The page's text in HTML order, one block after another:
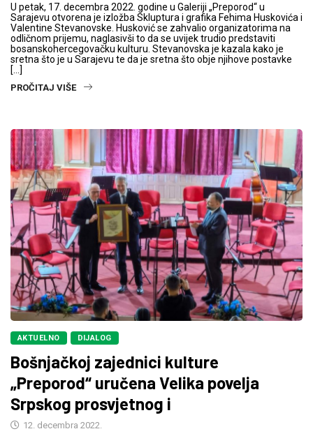
U petak, 17. decembra 2022. godine u Galeriji „Preporod“ u
Sarajevu otvorena je izložba Skluptura i grafika Fehima Huskovića i
Valentine Stevanovske. Husković se zahvalio organizatorima na
odličnom prijemu, naglasivši to da se uvijek trudio predstaviti
bosanskohercegovačku kulturu. Stevanovska je kazala kako je
sretna što je u Sarajevu te da je sretna što obje njihove postavke
[…]
PROČITAJ VIŠE
AKTUELNO DIJALOG
Bošnjačkoj zajednici kulture
„Preporod“ uručena Velika povelja
Srpskog prosvjetnog i
12. decembra 2022.